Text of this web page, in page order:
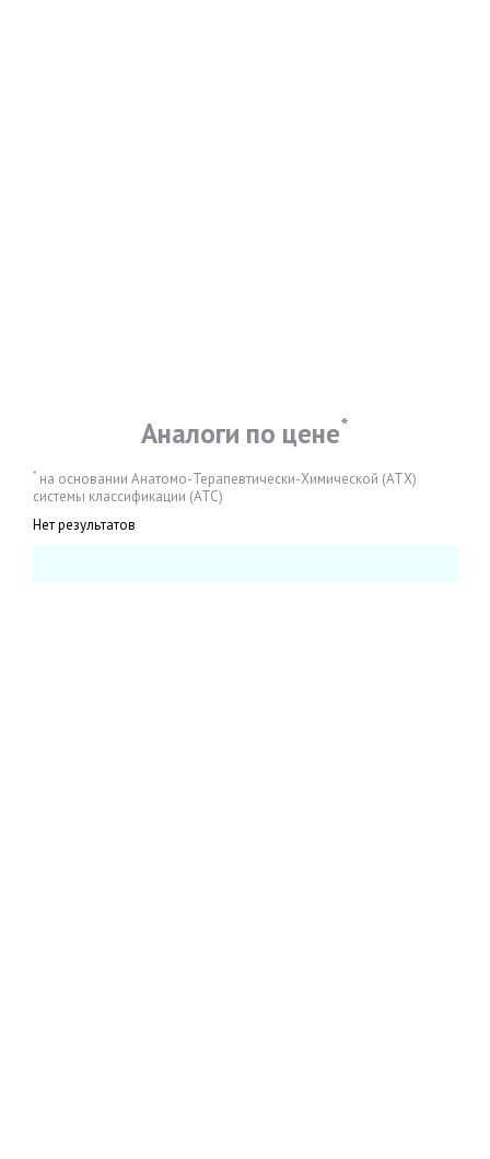
Аналоги по цене*
* на основании Анатомо-Терапевтически-Химической (АТХ)
системы классификации (АТС)
Нет результатов